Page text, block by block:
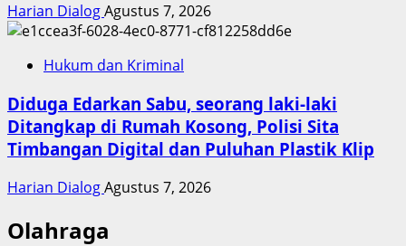
Harian DialogAgustus 7, 2026
Hukum dan Kriminal
Diduga Edarkan Sabu, seorang laki-laki
Ditangkap di Rumah Kosong, Polisi Sita
Timbangan Digital dan Puluhan Plastik Klip
Harian DialogAgustus 7, 2026
Olahraga